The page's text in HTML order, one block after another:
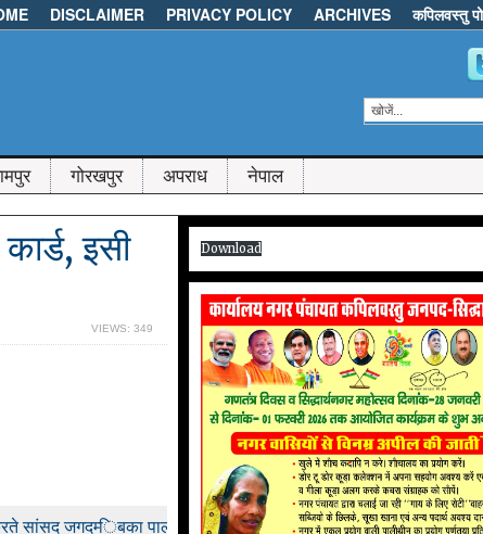
DISCLAIMER PRIVACY POLICY ARCHIVES कपिलवस्तु
गोरखपुर अपराध नेपाल
इसी
VIEWS: 349
Download